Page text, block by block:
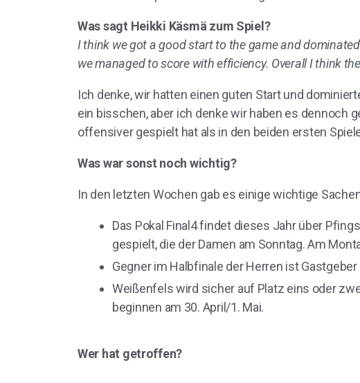
Was sagt Heikki Käsmä zum Spiel?
I think we got a good start to the game and
we managed to score with efficiency. Overall I think
Ich denke, wir hatten einen guten Start und
ein bisschen, aber ich denke wir haben es dennoch
offensiver gespielt hat als in den beiden ersten
Was war sonst noch wichtig?
In den letzten Wochen gab es einige wichtige
Das Pokal Final4 findet dieses Jahr über
gespielt, die der Damen am Sonntag. Am
Gegner im Halbfinale der Herren ist
Weißenfels wird sicher auf Platz eins oder
beginnen am 30. April/1. Mai.
Wer hat getroffen?